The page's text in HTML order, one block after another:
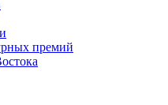
премий